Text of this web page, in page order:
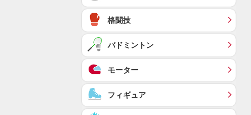
格闘技
バドミントン
モーター
フィギュア